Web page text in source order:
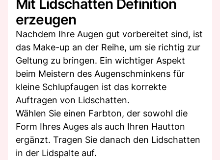
Mit Lidschatten Definition
erzeugen
Nachdem Ihre Augen gut vorbereitet sind, ist
das Make-up an der Reihe, um sie richtig zur
Geltung zu bringen. Ein wichtiger Aspekt
beim Meistern des Augenschminkens für
kleine Schlupfaugen ist das korrekte
Auftragen von Lidschatten.
Wählen Sie einen Farbton, der sowohl die
Form Ihres Auges als auch Ihren Hautton
ergänzt. Tragen Sie danach den Lidschatten
in der Lidspalte auf.